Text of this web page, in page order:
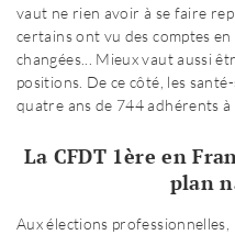
vaut ne rien avoir à se faire
certains ont vu des comptes
changées... Mieux vaut aussi
positions. De ce côté, les
quatre ans de 744 adhérents
La CFDT 1ère en
plan
Aux élections